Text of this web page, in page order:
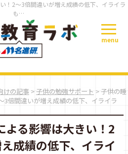
！2～3倍間違いが増え成績の低下、イライラ
も…
menu
けの記事 >子供の勉強サポート >子供の睡
3倍間違いが増え成績の低下、イライラ
よる影響は大きい！2
成績の低下、イライ